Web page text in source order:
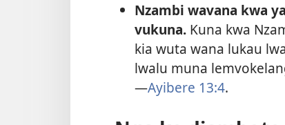
Nzambi wavana kwa
vukuna.Kuna kwa
kia wuta wana lukau
lwalu muna
—Ayibere 13:4.